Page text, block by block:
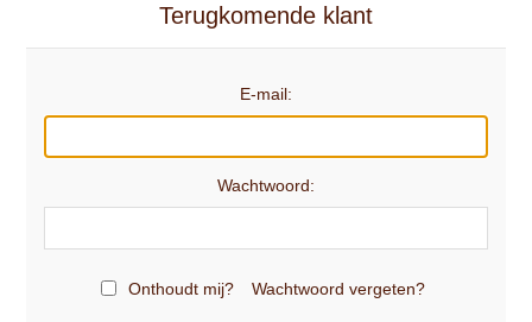
Terugkomende klant
E-mail:
Wachtwoord:
Onthoudt mij? Wachtwoord vergeten?